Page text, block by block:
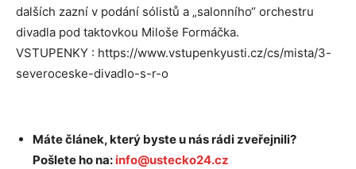
dalších zazní v podání sólistů a „salonního“ orchestru
divadla pod taktovkou Miloše Formáčka.
VSTUPENKY : https://www.vstupenkyusti.cz/cs/mista/3-
severoceske-divadlo-s-r-o
Máte článek, který byste u nás rádi zveřejnili?
Pošlete ho na: info@ustecko24.cz